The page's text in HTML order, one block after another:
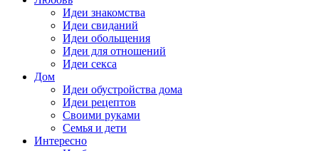
Идеи знакомства
Идеи свиданий
Идеи обольщения
Идеи для отношений
Идеи секса
Дом
Идеи обустройства дома
Идеи рецептов
Своими руками
Семья и дети
Интересно